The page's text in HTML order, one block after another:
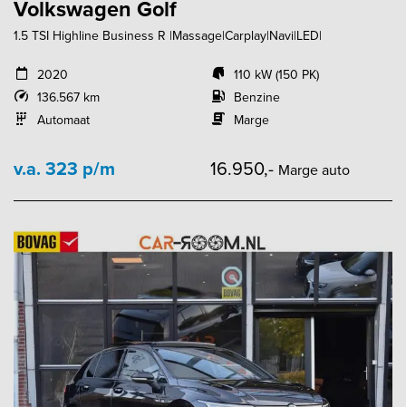
Volkswagen Golf
1.5 TSI Highline Business R |Massage|Carplay|Navi|LED|
2020
136.567 km
Automaat
110 kW (150 PK)
Benzine
Marge
v.a. 323 p/m 16.950,- Marge auto